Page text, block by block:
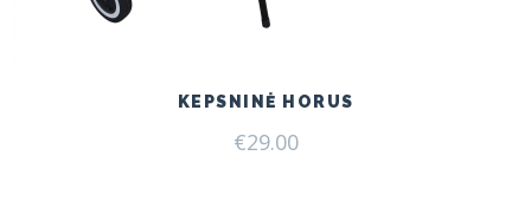
KEPSNINĖ HORUS
€29.00